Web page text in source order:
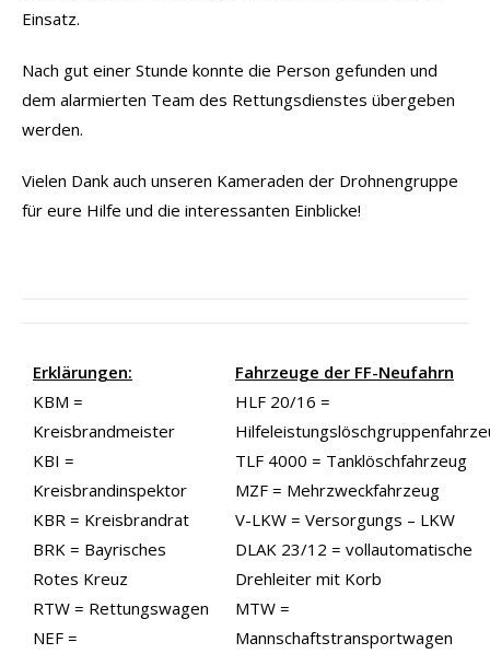
Einsatz.
Nach gut einer Stunde konnte die Person gefunden und
dem alarmierten Team des Rettungsdienstes übergeben
werden.
Vielen Dank auch unseren Kameraden der Drohnengruppe
für eure Hilfe und die interessanten Einblicke!
Erklärungen:
KBM =
Kreisbrandmeister
KBI =
Kreisbrandinspektor
KBR = Kreisbrandrat
BRK = Bayrisches
Rotes Kreuz
RTW = Rettungswagen
NEF =
Fahrzeuge der FF-Neufahrn
HLF 20/16 =
TLF 4000 = Tanklöschfahrzeug
MZF = Mehrzweckfahrzeug
V-LKW = Versorgungs – LKW
DLAK 23/12 = vollautomatische
Drehleiter mit Korb
MTW =
Mannschaftstransportwagen